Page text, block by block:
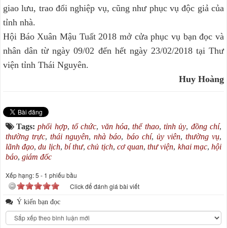
giao lưu, trao đổi nghiệp vụ, cũng như phục vụ độc giả của
tỉnh nhà.
Hội Báo Xuân Mậu Tuất 2018 mở cửa phục vụ bạn đọc và
nhân dân từ ngày 09/02 đến hết ngày 23/02/2018 tại Thư
viện tỉnh Thái Nguyên.
Huy Hoàng
Tags:phối hợp,tổ chức, văn hóa,thể thao,tỉnh ủy, đồng chí,
thường trực,thái nguyên,nhà báo, báo chí, ủy viên, thường vụ,
lãnh đạo,du lịch, bí thư,chủ tịch, cơ quan,thư viện, khai mạc,hội
báo, giám đốc
Xếp hạng:5 - 1 phiếu bầu
Click để đánh giá bài viết
Ý kiến bạn đọc